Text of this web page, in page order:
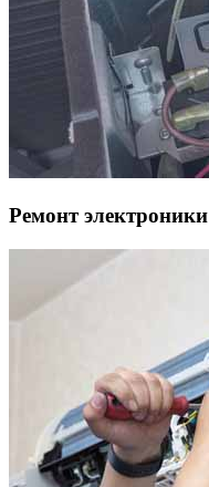
Ремонт электроники